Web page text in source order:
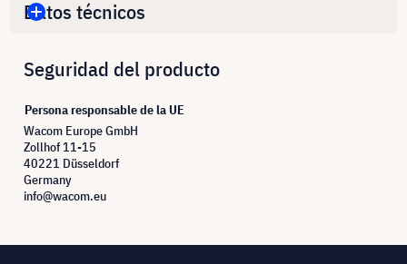
Datos técnicos
Seguridad del producto
Persona responsable de la UE
Wacom Europe GmbH
Zollhof 11-15
40221 Düsseldorf
Germany
info@wacom.eu